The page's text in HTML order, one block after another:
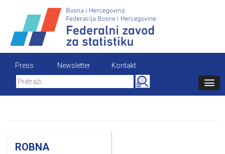
content
Press Newsletter
Kontakt
Search
for:
ROBNA